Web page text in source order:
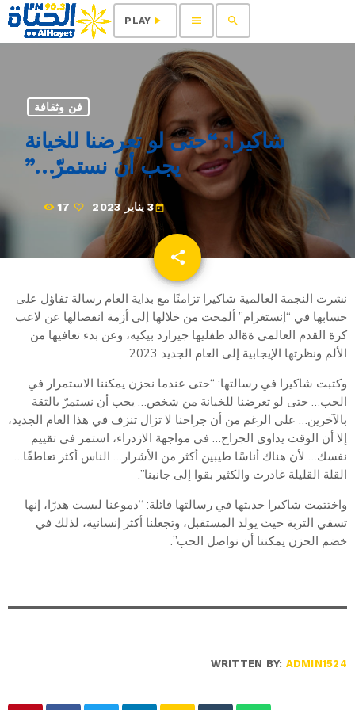
search
menu
play_arrow
PLAY
فن وثقافة
شاكيرا: “حتى لو تعرضنا للخيانة
يجب أن نستمرّ…”
today3 يناير 2023 17
share
email
نشرت النجمة العالمية شاكيرا تزامنًا مع بداية العام رسالة تفاؤل على
حسابها في “إنستغرام” ألمحت من خلالها إلى أزمة انفصالها عن لاعب
كرة القدم العالمي ةةالد طفليها جيرارد بيكيه، وعن بدء تعافيها من
الألم ونظرتها الإيجابية إلى العام الجديد 2023.
وكتبت شاكيرا في رسالتها: “حتى عندما نحزن يمكننا الاستمرار في
الحب… حتى لو تعرضنا للخيانة من شخص… يجب أن نستمرّ بالثقة
بالآخرين… على الرغم من أن جراحنا لا تزال تنزف في هذا العام الجديد،
إلا أن الوقت يداوي الجراح… في مواجهة الازدراء، استمر في تقييم
نفسك… لأن هناك أناسًا طيبين أكثر من الأشرار… الناس أكثر تعاطفًا…
القلة القليلة غادرت والكثير بقوا إلى جانبنا”.
واختتمت شاكيرا حديثها في رسالتها قائلة: “دموعنا ليست هدرًا، إنها
تسقي التربة حيث يولد المستقبل، وتجعلنا أكثر إنسانية، لذلك في
خضم الحزن يمكننا أن نواصل الحب”.
WRITTEN BY: ADMIN1524